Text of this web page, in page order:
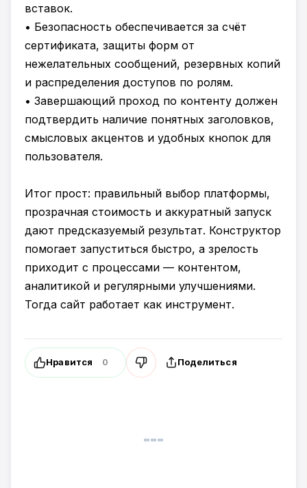
вставок.
• Безопасность обеспечивается за счёт
сертификата, защиты форм от
нежелательных сообщений, резервных копий
и распределения доступов по ролям.
• Завершающий проход по контенту должен
подтвердить наличие понятных заголовков,
смысловых акцентов и удобных кнопок для
пользователя.
Итог прост: правильный выбор платформы,
прозрачная стоимость и аккуратный запуск
дают предсказуемый результат. Конструктор
помогает запуститься быстро, а зрелость
приходит с процессами — контентом,
аналитикой и регулярными улучшениями.
Тогда сайт работает как инструмент.
Нравится 0 Поделиться